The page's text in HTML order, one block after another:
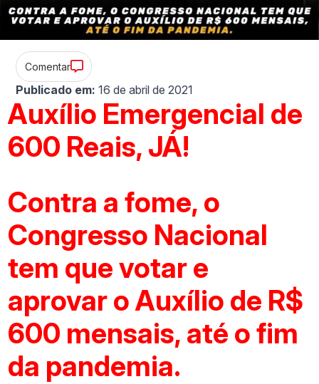
Comentar
Publicado em: 16 de abril de 2021
Auxílio Emergencial de
600 Reais, JÁ!
Contra a fome, o
Congresso Nacional
tem que votar e
aprovar o Auxílio de R$
600 mensais, até o fim
da pandemia.